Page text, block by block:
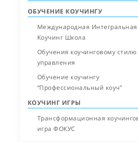
ОБУЧЕНИЕ КОУЧИНГУ
Международная Интегральная
Коучинг Школа
Обучения коучинговому стилю
управления
Обучение коучингу
“Профессиональный коуч”
КОУЧИНГ ИГРЫ
Трансформационная
игра ФОКУС